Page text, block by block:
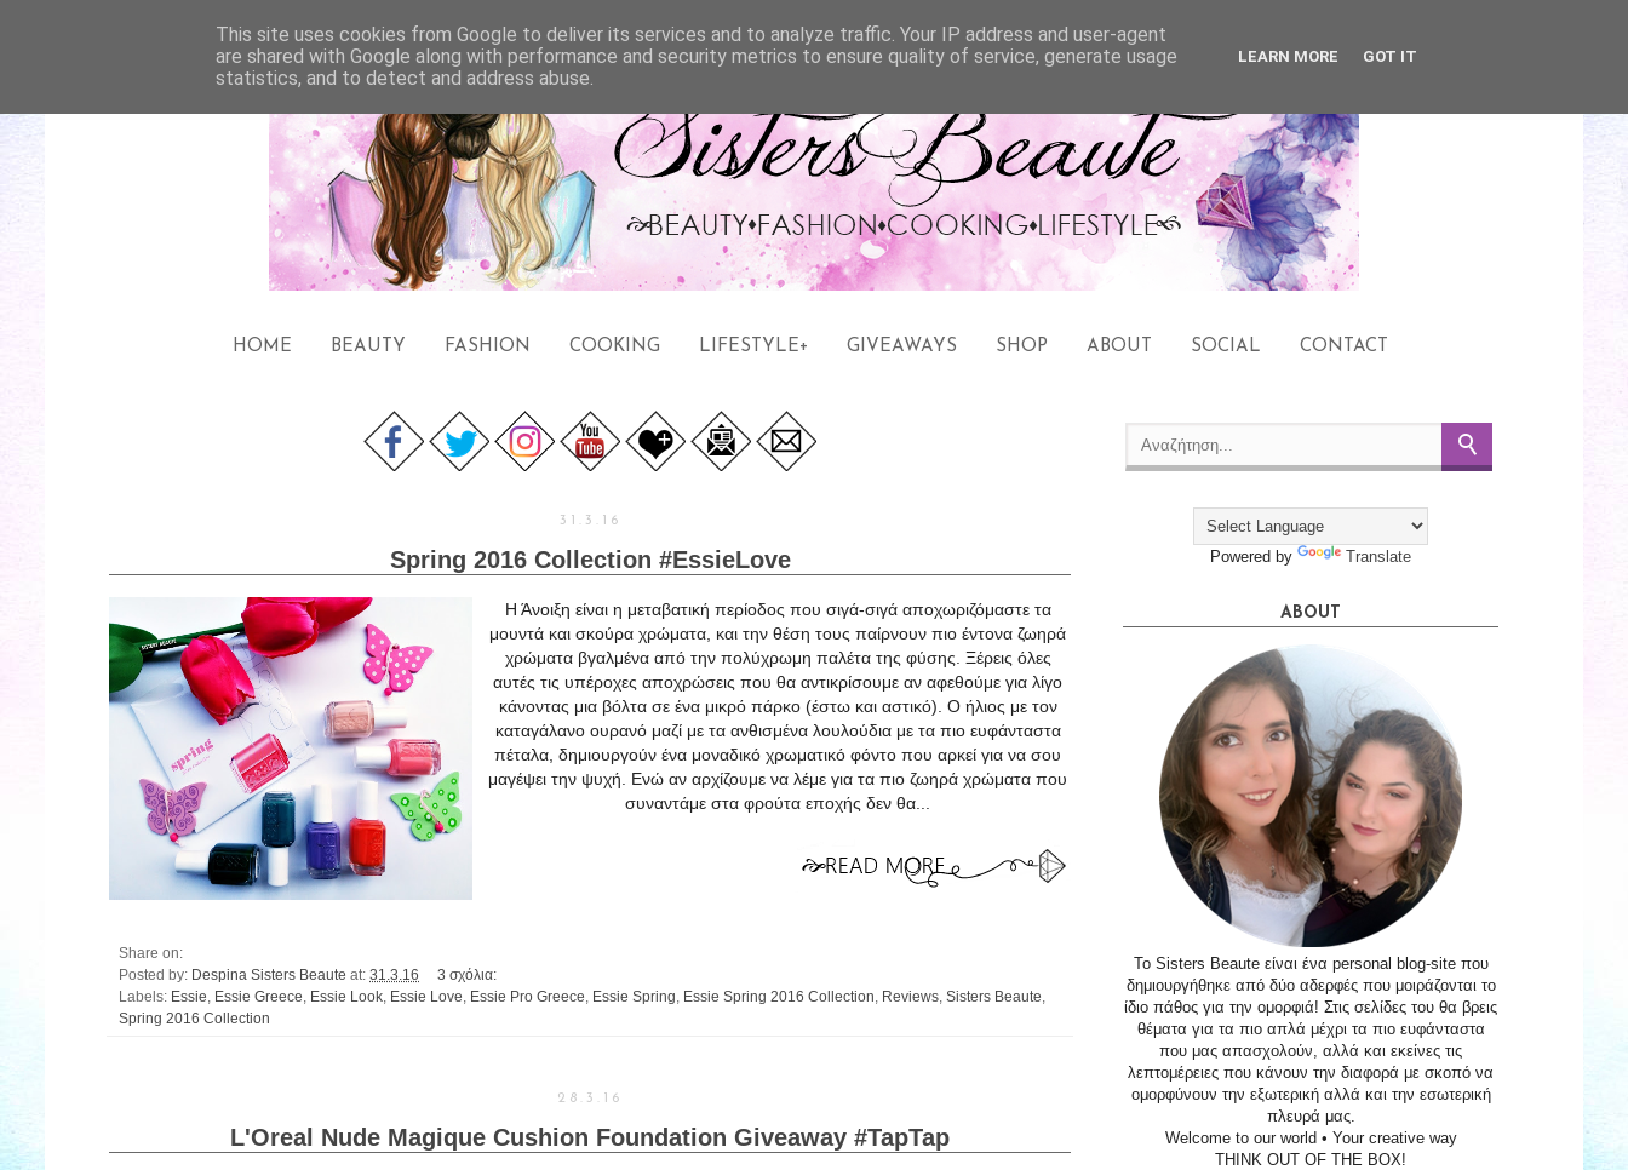
HOME BEAUTY FASHION COOKING LIFESTYLE+ GIVEAWAYS SHOP ABOUT SOCIAL CONTACT
31.3.16
Spring 2016 Collection #EssieLove
Η Άνοιξη είναι η μεταβατική περίοδος που σιγά-σιγά αποχωριζόμαστε τα
μουντά και σκούρα χρώματα, και την θέση τους παίρνουν πιο έντονα ζωηρά
χρώματα βγαλμένα από την πολύχρωμη παλέτα της φύσης. Ξέρεις όλες
αυτές τις υπέροχες αποχρώσεις που θα αντικρίσουμε αν αφεθούμε για λίγο
κάνοντας μια βόλτα σε ένα μικρό πάρκο (έστω και αστικό). Ο ήλιος με τον
καταγάλανο ουρανό μαζί με τα ανθισμένα λουλούδια με τα πιο ευφάνταστα
πέταλα, δημιουργούν ένα μοναδικό χρωματικό φόντο που αρκεί για να σου
μαγέψει την ψυχή. Ενώ αν αρχίζουμε να λέμε για τα πιο ζωηρά χρώματα που
συναντάμε στα φρούτα εποχής δεν θα...
Share on:
Posted by: Despina Sisters Beaute at: 31.3.16
3 σχόλια:
Labels: Essie Essie Greece Essie Look Essie Love Essie Pro Greece Essie Spring Essie Spring 2016 Collection Reviews Sisters Beaute
Spring 2016 Collection
28.3.16
L'Oreal Nude Magique Cushion Foundation Giveaway #TapTap
Powered by Translate
ABOUT
Το Sisters Beaute είναι ένα personal blog-site που
δημιουργήθηκε από δύο αδερφές που μοιράζονται το
ίδιο πάθος για την ομορφιά! Στις σελίδες του θα βρεις
θέματα για τα πιο απλά μέχρι τα πιο ευφάνταστα
που μας απασχολούν, αλλά και εκείνες τις
λεπτομέρειες που κάνουν την διαφορά με σκοπό να
ομορφύνουν την εξωτερική αλλά και την εσωτερική
πλευρά μας.
Welcome to our world • Your creative way
THINK OUT OF THE BOX!
This site uses cookies from Google to deliver its services and to analyze traffic. Your IP address and user-agent
are shared with Google along with performance and security metrics to ensure quality of service, generate usage
statistics, and to detect and address abuse.
LEARN MORE GOT IT